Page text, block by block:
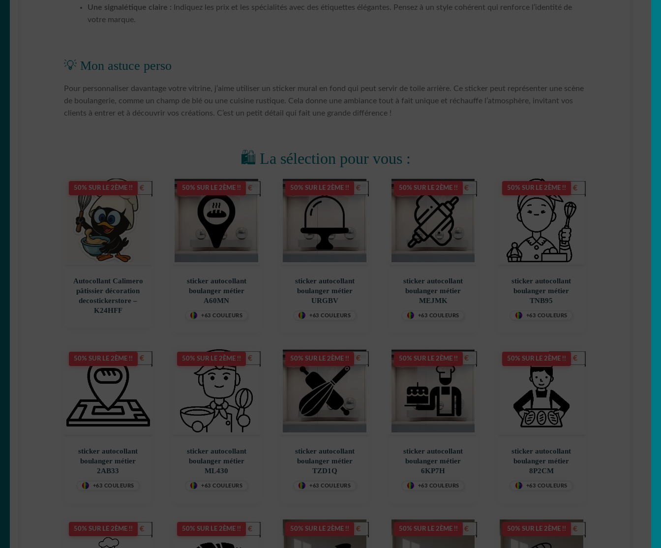
Une signalétique claire : Indiquez les prix et les spécialités avec des étiquettes élégantes. Pensez à un style cohérent qui renforce l’identité de
votre marque.
💡 Mon astuce perso
Pour personnaliser davantage votre vitrine, j’aime utiliser un sticker mural en fond qui peut servir de toile arrière. Ce sticker peut représenter une scène
de boulangerie, comme un champ de blé ou une cuisine rustique. Cela donne une ambiance tout à fait unique et réchauffe l’atmosphère, invitant vos
clients à entrer et à découvrir vos créations. C’est un petit détail qui fait une grande différence !
🛍️ La sélection pour vous :
50% SUR LE 2ÈME !!
Autocollant Calimero
pâtissier décoration
decostickerstore –
K24HFF
3,90 € 50% SUR LE 2ÈME !!
sticker autocollant
boulanger métier
A60MN
+63 COULEURS
5,50€ 50% SUR LE 2ÈME !!
sticker autocollant
boulanger métier
URGBV
+63 COULEURS
5,50€ 50% SUR LE 2ÈME !!
sticker autocollant
boulanger métier
MEJMK
+63 COULEURS
5,50€ 50% SUR LE 2ÈME !!
sticker autocollant
boulanger métier
TNB95
+63 COULEURS
5,50 €
50% SUR LE 2ÈME !!
sticker autocollant
boulanger métier
2AB33
+63 COULEURS
5,50 € 50% SUR LE 2ÈME !!
sticker autocollant
boulanger métier
ML430
+63 COULEURS
5,50€ 50% SUR LE 2ÈME !!
sticker autocollant
boulanger métier
TZD1Q
+63 COULEURS
5,50€ 50% SUR LE 2ÈME !!
sticker autocollant
boulanger métier
6KP7H
+63 COULEURS
5,50€ 50% SUR LE 2ÈME !!
sticker autocollant
boulanger métier
8P2CM
+63 COULEURS
5,50 €
50% SUR LE 2ÈME !!
5,50 € 50% SUR LE 2ÈME !!
5,50€ 50% SUR LE 2ÈME !!
5,50€ 50% SUR LE 2ÈME !!
5,50€ 50% SUR LE 2ÈME !!
5,50 €